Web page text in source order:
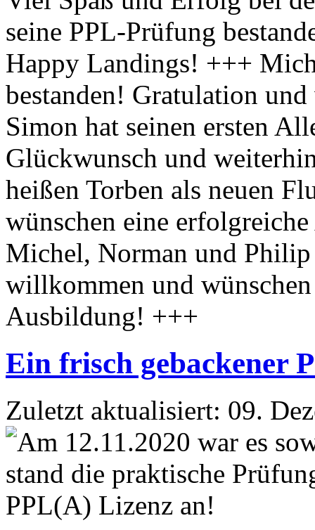
Ein frisch gebackener
Zuletzt aktualisiert: 09.